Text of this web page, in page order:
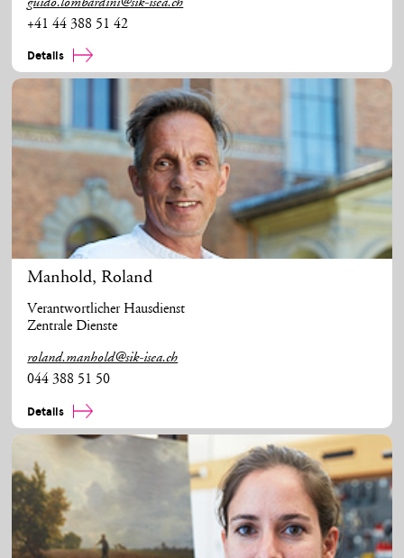
guido.lombardini@sik-isea.ch
+41 44 388 51 42
Details
Manhold, Roland
Verantwortlicher Hausdienst
Zentrale Dienste
roland.manhold@sik-isea.ch
044 388 51 50
Details